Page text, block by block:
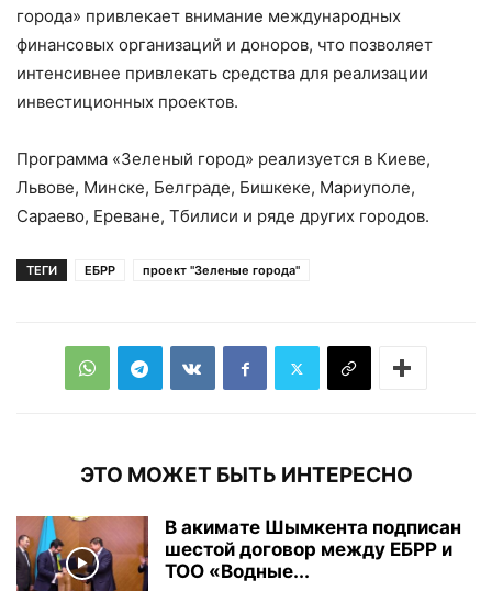
города» привлекает внимание международных
финансовых организаций и доноров, что позволяет
интенсивнее привлекать средства для реализации
инвестиционных проектов.
Программа «Зеленый город» реализуется в Киеве,
Львове, Минске, Белграде, Бишкеке, Мариуполе,
Сараево, Ереване, Тбилиси и ряде других городов.
ТЕГИ ЕБРР проект "Зеленые города"
ЭТО МОЖЕТ БЫТЬ ИНТЕРЕСНО
В акимате Шымкента подписан
шестой договор между ЕБРР и
ТОО «Водные...